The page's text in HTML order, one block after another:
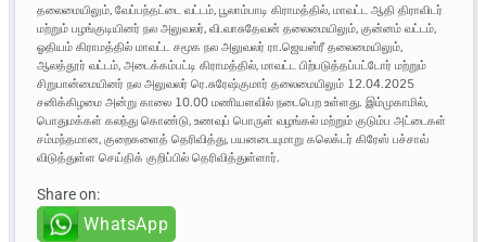
தலைமையிலும், வேப்பந்தட்டை வட்டம், பூலாம்பாடி கிராமத்தில், மாவட்ட ஆதி திராவிடர்
மற்றும் பழங்குடியினர் நல அலுவலர், வி.வாசுதேவன் தலைமையிலும், குன்னம் வட்டம்,
ஓதியம் கிராமத்தில் மாவட்ட சமூக நல அலுவலர் ரா.ஜெயஸ்ரீ தலைமையிலும்,
ஆலத்தூர் வட்டம், அடைக்கம்பட்டி கிராமத்தில், மாவட்ட பிற்படுத்தப்பட்டோர் மற்றும்
சிறுபான்மையினர் நல அலுவலர் ரெ.சுரேஷ்குமார் தலைமையிலும் 12.04.2025
சனிக்கிழமை அன்று காலை 10.00 மணியளவில் நடைபெற உள்ளது. இம்முகாமில்,
பொதுமக்கள் கலந்து கொண்டு, உணவுப் பொருள் வழங்கல் மற்றும் குடும்ப அட்டைகள்
சம்மந்தமான, குறைகளைத் தெரிவித்து, பயனடையுமாறு கலெக்டர் கிரேஸ் பச்சாவ்
விடுத்துள்ள செய்திக் குறிப்பில் தெரிவித்துள்ளார்.
Share on:
WhatsApp